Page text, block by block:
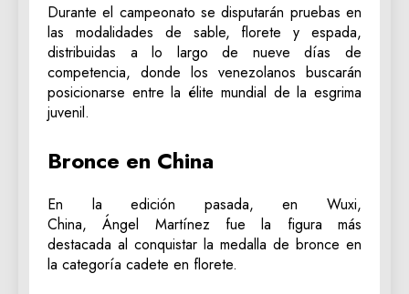
Durante el campeonato se disputarán pruebas en
las modalidades de sable, florete y espada,
distribuidas a lo largo de nueve días de
competencia, donde los venezolanos buscarán
posicionarse entre la élite mundial de la esgrima
juvenil.
Bronce en China
En la edición pasada, en Wuxi,
China, Ángel Martínez fue la figura más
destacada al conquistar la medalla de bronce en
la categoría cadete en florete.